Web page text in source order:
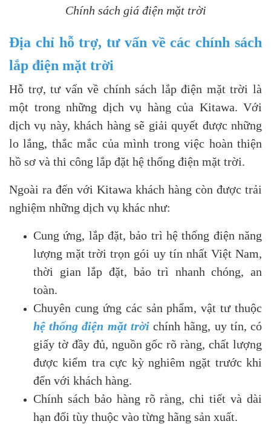
Chính sách giá điện mặt trời
Địa chỉ hỗ trợ, tư vấn về các chính sách
lắp điện mặt trời
Hỗ trợ, tư vấn về chính sách lắp điện mặt trời là
một trong những dịch vụ hàng của Kitawa. Với
dịch vụ này, khách hàng sẽ giải quyết được những
lo lắng, thắc mắc của mình trong việc hoàn thiện
hồ sơ và thi công lắp đặt hệ thống điện mặt trời.
Ngoài ra đến với Kitawa khách hàng còn được trải
nghiệm những dịch vụ khác như:
Cung ứng, lắp đặt, bảo trì hệ thống điện năng
lượng mặt trời trọn gói uy tín nhất Việt Nam,
thời gian lắp đặt, bảo trì nhanh chóng, an
toàn.
Chuyên cung ứng các sản phẩm, vật tư thuộc
hệ thống điện mặt trờichính hãng, uy tín, có
giấy tờ đầy đủ, nguồn gốc rõ ràng, chất lượng
được kiểm tra cực kỳ nghiêm ngặt trước khi
đến với khách hàng.
Chính sách bảo hàng rõ ràng, chi tiết và dài
hạn đối tùy thuộc vào từng hãng sản xuất.